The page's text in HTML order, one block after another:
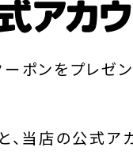
ポンをプレゼ
、当店の公式ア